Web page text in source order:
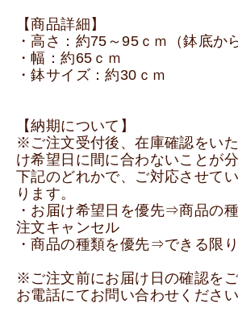
【商品詳細】
・高さ：約75～95ｃｍ（鉢底か
・幅：約65ｃｍ
・鉢サイズ：約30ｃｍ
【納期について】
※ご注文受付後、在庫確認をい
け希望日に間に合わないことが
下記のどれかで、ご対応させて
ります。
・お届け希望日を優先⇒商品の
注文キャンセル
・商品の種類を優先⇒できる限
※ご注文前にお届け日の確認を
お電話にてお問い合わせください